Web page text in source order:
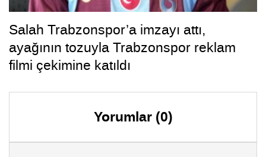
Salah Trabzonspor’a imzayı attı,
ayağının tozuyla Trabzonspor reklam
filmi çekimine katıldı
Yorumlar (0)